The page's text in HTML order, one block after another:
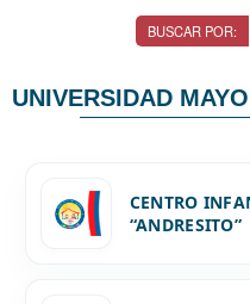
BUSCAR POR:
UNIVERSIDAD
CENTRO
“ANDRESITO”